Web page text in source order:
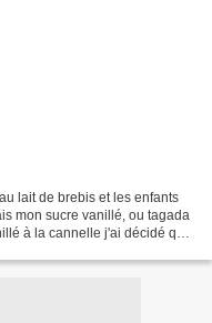
lait de brebis et les enfants
mon sucre vanillé, ou tagada
à la cannelle j'ai décidé que